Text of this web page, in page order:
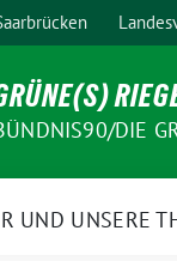
DIE
UND UNSERE